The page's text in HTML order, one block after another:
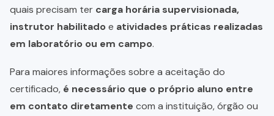
quais precisam ter carga horária supervisionada,
instrutor habilitadoe atividades práticas realizadas
em laboratório ou em campo.
Para maiores informações sobre a aceitação do
certificado, é necessário que o próprio aluno entre
em contato diretamente com a instituição, órgão ou